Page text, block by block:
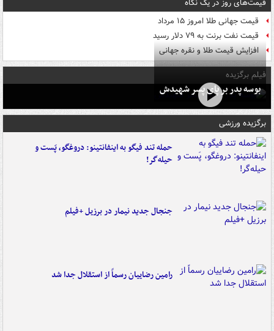
قیمت‌های روز در یک نگاه
قیمت جهانی طلا امروز ۱۵ مرداد
قیمت نفت برنت به ۷۹ دلار رسید
افزایش قیمت طلا و نقره جهانی
فیلم برگزیده
بوسه‌ پدر بر پای پسر شهیدش
برگزیده ورزشی
حمله تند فیگو به اینفانتینو: دروغگو، پَست‌ و
حیله‌گر!
جنجال جدید نیمار در برزیل +فیلم
رامین رضاییان رسماً از استقلال جدا شد